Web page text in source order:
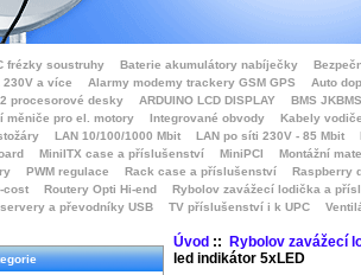
frézky soustruhy Baterie akumulátory nabíječky
a více
Alarmy modemy trackery GSM GPS
Auto
procesorové desky
ARDUINO LCD DISPLAY
BMS
měniče pro el. motory
Integrované obvody
Kabely
LAN 10/100/1000 Mbit LAN po síti 230V - 85 Mbit
MiniITX case a příslušenství MiniPCI
Montážní
PWM regulace Rack case a příslušenství
Raspberry
cost
Routery Opti Hi-end
Rybolov zavážecí lodička a přísl
a převodníky USB
TV příslušenství i k UPC
Úvod:: Rybolov zavážecí
led indikátor 5xLED